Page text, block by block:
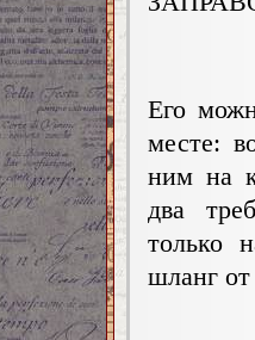
Его
месте:
ним на
два
только
шланг